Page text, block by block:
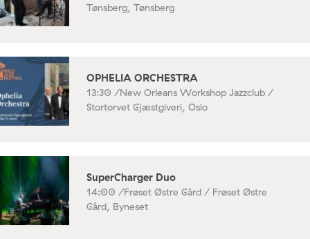
Tønsberg, Tønsberg
OPHELIA ORCHESTRA
13:30 /New Orleans Workshop Jazzclub /
Stortorvet Gjæstgiveri, Oslo
SuperCharger Duo
14:00 /Frøset Østre Gård / Frøset Østre
Gård, Byneset